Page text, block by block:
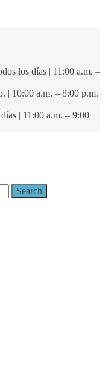
los días | 11:00 a.m. –
| 10:00 a.m. – 8:00 p.m.
| 11:00 a.m. – 9:00
Search
Search